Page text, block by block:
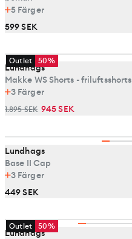
5 Färger
599 SEK
Outlet 50%
Lundhags
Makke WS Shorts - friluftsshorts
3 Färger
1.895 SEK 945 SEK
Lundhags
Base II Cap
3 Färger
449 SEK
Outlet 50%
Lundhags